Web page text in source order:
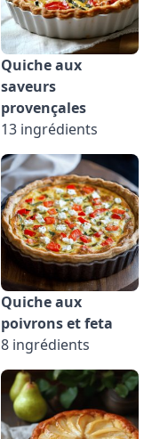
Quiche aux
saveurs
provençales
13 ingrédients
Quiche aux
poivrons et feta
8 ingrédients